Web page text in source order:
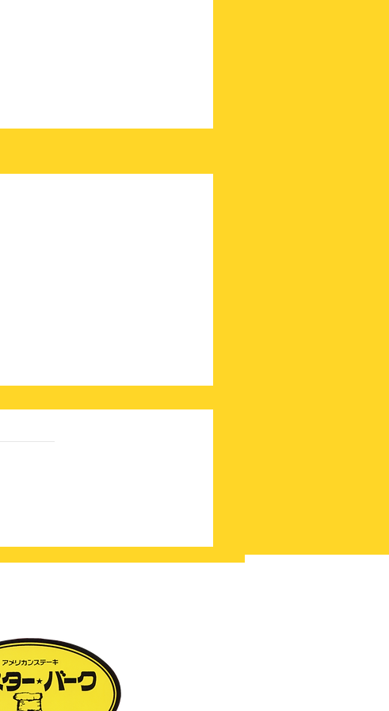
☆大阪王将×米子南高校コラ
ボ☆